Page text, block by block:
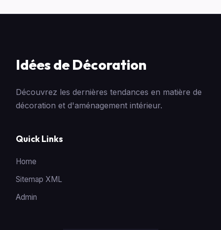
Idées de Décoration
Découvrez les dernières tendances en matière de
décoration et d'aménagement intérieur.
Quick Links
Home
Sitemap XML
Admin